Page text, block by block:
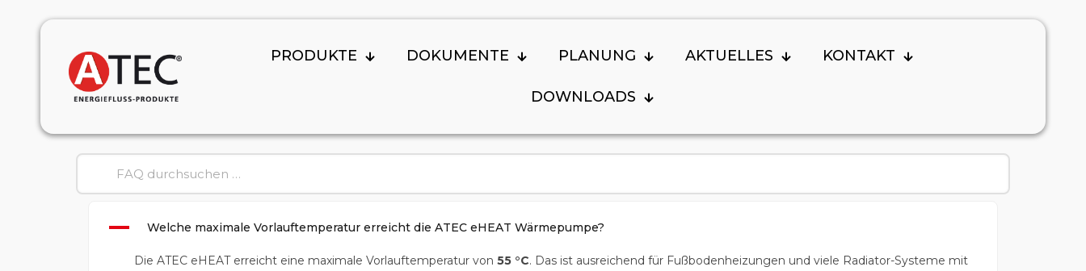
PRODUKTE DOKUMENTE PLANUNG AKTUELLES KONTAKT
DOWNLOADS
A Welche maximale Vorlauftemperatur erreicht die ATEC eHEAT Wärmepumpe?
Die ATEC eHEAT erreicht eine maximale Vorlauftemperatur von 55 °C. Das ist ausreichend für Fußbodenheizungen und viele Radiator-Systeme mit